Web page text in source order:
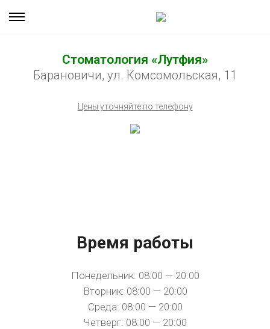
Стоматология «Лутфия»
Барановичи, ул. Комсомольская, 11
Цены уточняйте по телефону
Время работы
Понедельник: 08:00 — 20:00
Вторник: 08:00 — 20:00
Среда: 08:00 — 20:00
Четверг: 08:00 — 20:00